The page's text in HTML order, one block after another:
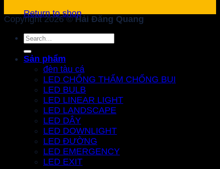
Return to shop
Copyright 2026 ©Hải Đăng Quang
Search
for:
Sản phẩm
đèn tàu cá
LED CHỐNG THẤM CHỐNG BỤI
LED BULB
LED LINEAR LIGHT
LED LANDSCAPE
LED DÂY
LED DOWNLIGHT
LED ĐƯỜNG
LED EMERGENCY
LED EXIT